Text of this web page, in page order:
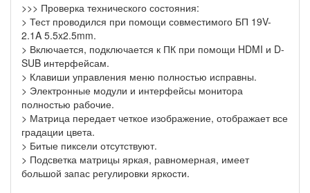
>>> Проверка технического состояния:
> Тест проводился при помощи совместимого БП 19V-
2.1A 5.5x2.5mm.
> Включается, подключается к ПК при помощи HDMI и D-
SUB интерфейсам.
> Клавиши управления меню полностью исправны.
> Электронные модули и интерфейсы монитора
полностью рабочие.
> Матрица передает четкое изображение, отображает все
градации цвета.
> Битые пиксели отсутствуют.
> Подсветка матрицы яркая, равномерная, имеет
большой запас регулировки яркости.